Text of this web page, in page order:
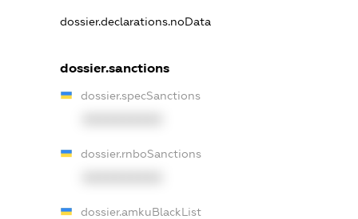
dossier.declarations.noData
dossier.sanctions
dossier.specSanctions
dossier.rnboSanctions
dossier.amkuBlackList